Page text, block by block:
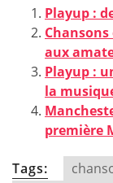
Playup :
aux
Playup :
la
première
Tags: